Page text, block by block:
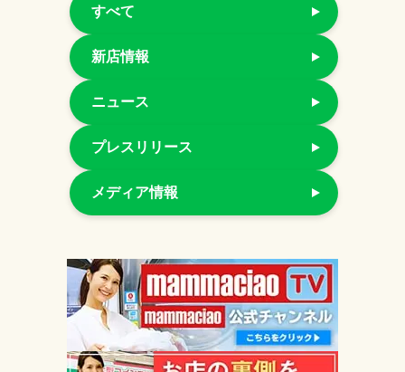
すべて
新店情報
ニュース
プレスリリース
メディア情報